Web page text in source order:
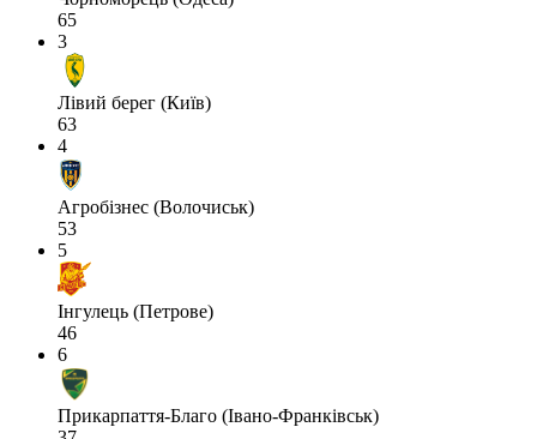
65
3
Лівий берег (Київ)
63
4
Агробізнес (Волочиськ)
53
5
Інгулець (Петрове)
46
6
Прикарпаття-Благо (Івано-Франківськ)